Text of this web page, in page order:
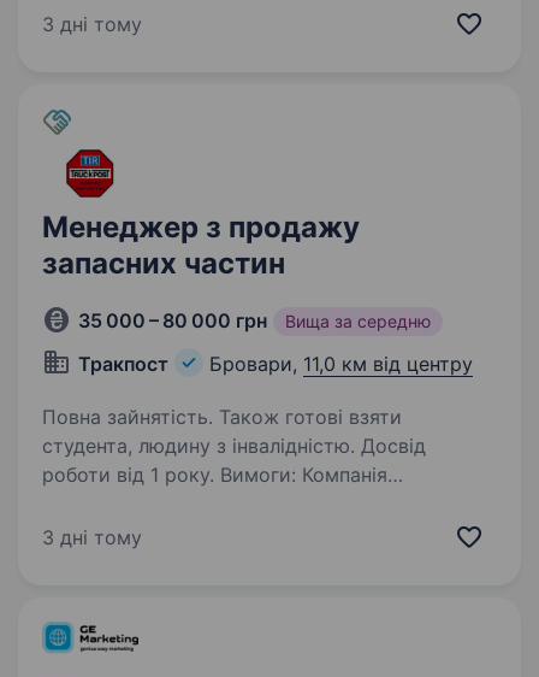
лабораторій у сфері контролю якості.
3 дні тому
Менеджер з продажу
запасних частин
35 000 – 80 000 грн Вища за середню
Тракпост Бровари, 11,0 км від центру
Повна зайнятість. Також готові взяти
студента, людину з інвалідністю. Досвід
роботи від 1 року. Вимоги: Компанія
запасних частин для вантажних автомобілів
Фахівця з підбору та продажу автозапчастин…
3 дні тому